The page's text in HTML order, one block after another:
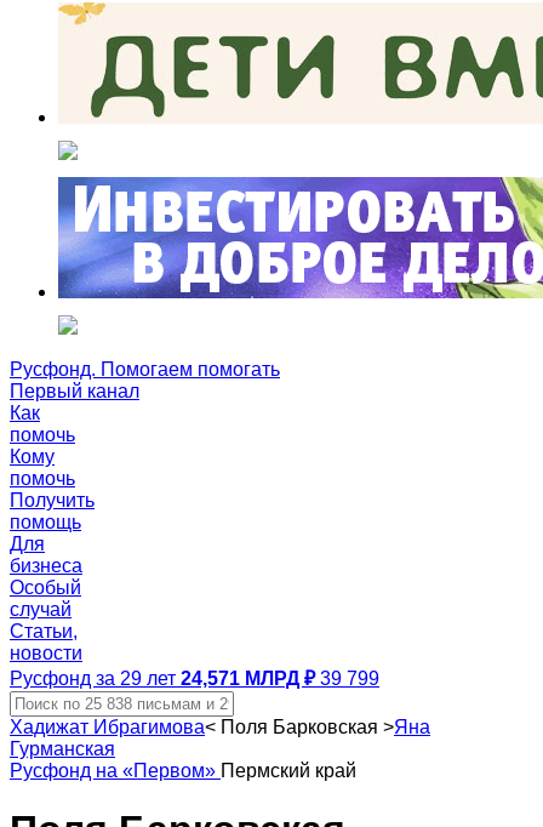
Русфонд. Помогаем помогать
Первый канал
Как
помочь
Кому
помочь
Получить
помощь
Для
бизнеса
Особый
случай
Статьи,
новости
Русфонд за 29 лет 24,571 МЛРД ₽ 39 799
Хадижат Ибрагимова< Поля Барковская >Яна
Гурманская
Русфонд на «Первом» Пермский край